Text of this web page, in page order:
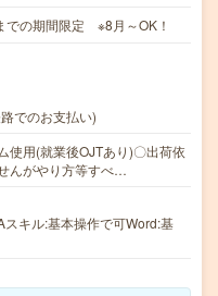
の期間限定 ※8月～OK！
でのお支払い)
用(就業後OJTあり)〇出荷依
んがやり方等すべ…
キル:基本操作で可Word:基